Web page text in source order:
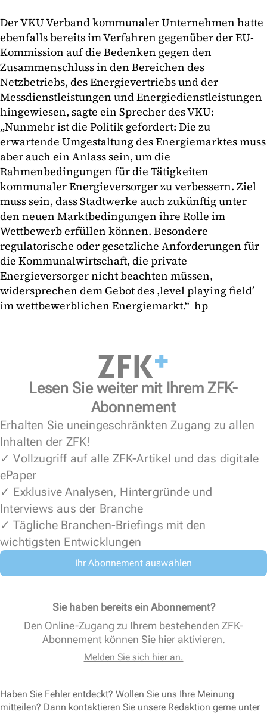
Der VKU Verband kommunaler Unternehmen hatte
ebenfalls bereits im Verfahren gegenüber der EU-
Kommission auf die Bedenken gegen den
Zusammenschluss in den Bereichen des
Netzbetriebs, des Energievertriebs und der
Messdienstleistungen und Energiedienstleistungen
hingewiesen, sagte ein Sprecher des VKU:
„Nunmehr ist die Politik gefordert: Die zu
erwartende Umgestaltung des Energiemarktes muss
aber auch ein Anlass sein, um die
Rahmenbedingungen für die Tätigkeiten
kommunaler Energieversorger zu verbessern. Ziel
muss sein, dass Stadtwerke auch zukünftig unter
den neuen Marktbedingungen ihre Rolle im
Wettbewerb erfüllen können. Besondere
regulatorische oder gesetzliche Anforderungen für
die Kommunalwirtschaft, die private
Energieversorger nicht beachten müssen,
widersprechen dem Gebot des ,level playing field’
im wettbewerblichen Energiemarkt.“ hp
Lesen Sie weiter mit Ihrem ZFK-
Abonnement
Erhalten Sie uneingeschränkten Zugang zu allen
Inhalten der ZFK!
✓ Vollzugriff auf alle ZFK-Artikel und das digitale
ePaper
✓ Exklusive Analysen, Hintergründe und
Interviews aus der Branche
✓ Tägliche Branchen-Briefings mit den
wichtigsten Entwicklungen
Ihr Abonnement auswählen
Sie haben bereits ein Abonnement?
Den Online-Zugang zu Ihrem bestehenden ZFK-
Abonnement können Sie hier aktivieren.
Melden Sie sich hier an.
Haben Sie Fehler entdeckt? Wollen Sie uns Ihre Meinung
mitteilen? Dann kontaktieren Sie unsere Redaktion gerne unter